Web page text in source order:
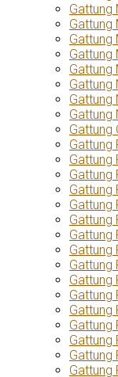
Gattung
Gattung
Gattung
Gattung
Gattung
Gattung
Gattung
Gattung
Gattung
Gattung
Gattung
Gattung
Gattung
Gattung
Gattung
Gattung
Gattung
Gattung
Gattung
Gattung
Gattung
Gattung
Gattung
Gattung
Gattung